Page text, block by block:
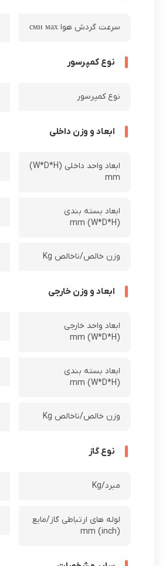
سرعت گردش هوا смн мах
نوع کمپرسور
نوع کمپرسور
ابعاد و وزن داخلی
ابعاد واحد داخلی (W*D*H)
mm
ابعاد بسته بندی
(W*D*H) mm
وزن خالص/ناخالص Kg
ابعاد و وزن خارجی
ابعاد واحد خارجی
(W*D*H) mm
ابعاد بسته بندی
(W*D*H) mm
وزن خالص/ناخالص Kg
نوع گاز
مبرد/Kg
لوله های ارتباطی گاز/مایع
(mm (inch